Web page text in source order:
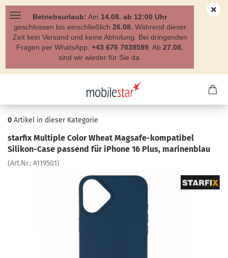
Betriebsurlaub: Am 14.08. ab 12:00 Uhr
geschlossen bis einschließlich 26.08. Während dieser
Zeit kein Versand und keine Abholung. Bei dringenden
Fragen per WhatsApp: +43 676 7039599 . Ab 27.08.
sind wir wieder für Sie da.
0 Artikel in dieser Kategorie
star­fix Mul­ti­ple Color Wheat Magsafe-​kompatibel
Silikon-​Case pas­send für iPho­ne 16 Plus, ma­ri­ne­n­blau
(Art.Nr.: A119501)